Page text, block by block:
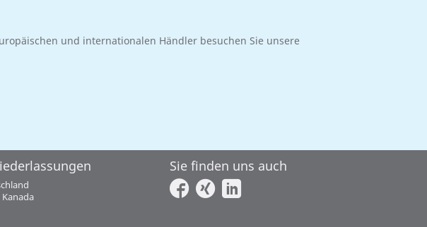
und internationalen Händler besuchen Sie unsere
Kanada
Sie finden uns auch